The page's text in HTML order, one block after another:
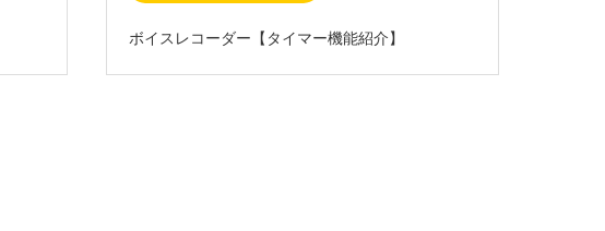
ボイスレコーダー【タイマー機能紹介】